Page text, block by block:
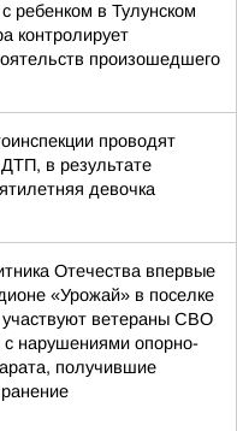
ребенком в Тулунском
контролирует
произошедшего
проводят
в результате
девочка
Отечества впервые
«Урожай» в поселке
ветераны СВО
с нарушениями опорно-
получившие